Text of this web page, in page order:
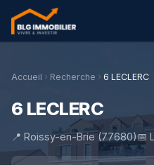
Accueil Recherche 6 LECLERC
6 LECLERC
📍 Roissy-en-Brie (77680)📅